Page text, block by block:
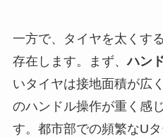
一方で、タイヤを太くす
存在します。まず、ハン
いタイヤは接地面積が広
のハンドル操作が重く感
す。都市部での頻繁なU